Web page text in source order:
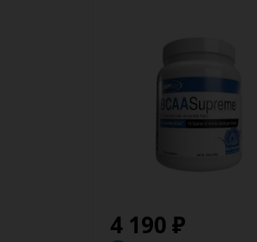
4 190 ₽